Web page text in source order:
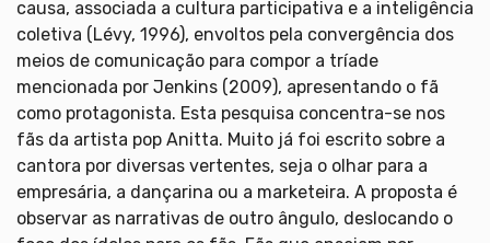
causa, associada a cultura participativa e a inteligência
coletiva (Lévy, 1996), envoltos pela convergência dos
meios de comunicação para compor a tríade
mencionada por Jenkins (2009), apresentando o fã
como protagonista. Esta pesquisa concentra-se nos
fãs da artista pop Anitta. Muito já foi escrito sobre a
cantora por diversas vertentes, seja o olhar para a
empresária, a dançarina ou a marketeira. A proposta é
observar as narrativas de outro ângulo, deslocando o